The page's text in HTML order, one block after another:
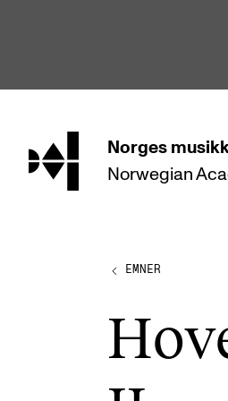
hjem Norges
Norwegian
STUDIER
Bachelor
Doktorgrad
EMNER